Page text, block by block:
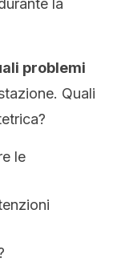
la
problemi
Quali
le